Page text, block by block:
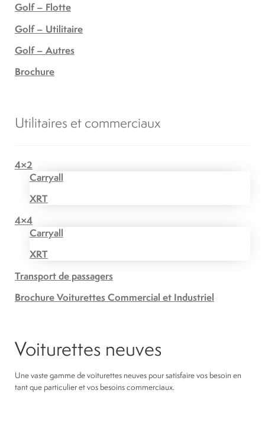
Golf – Flotte
Golf – Utilitaire
Golf – Autres
Brochure
Utilitaires et commerciaux
4×2
Carryall
XRT
4×4
Carryall
XRT
Transport de passagers
Brochure Voiturettes Commercial et Industriel
Voiturettes neuves
Une vaste gamme de voiturettes neuves pour satisfaire vos besoin en
tant que particulier et vos besoins commerciaux.